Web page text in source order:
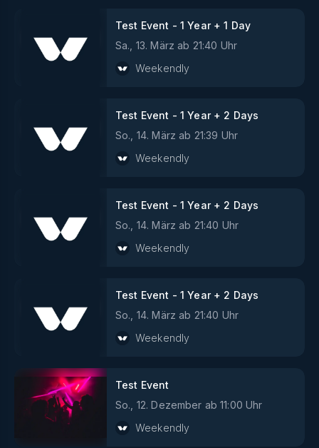
Test Event - 1 Year + 1 Day
Sa., 13. März ab 21:40 Uhr
Weekendly
Test Event - 1 Year + 2 Days
So., 14. März ab 21:39 Uhr
Weekendly
Test Event - 1 Year + 2 Days
So., 14. März ab 21:40 Uhr
Weekendly
Test Event - 1 Year + 2 Days
So., 14. März ab 21:40 Uhr
Weekendly
Test Event
So., 12. Dezember ab 11:00 Uhr
Weekendly